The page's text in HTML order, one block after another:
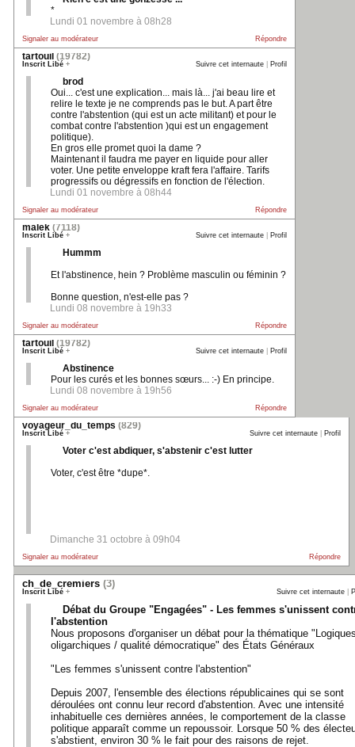
*
Lundi 01 novembre à 08h28
Signaler au modérateur Répondre
tartouil (19782)
Inscrit Libé + Suivre cet internaute Profil
brod
Oui... c'est une explication... mais là... j'ai beau lire et
relire le texte je ne comprends pas le but. A part être
contre l'abstention (qui est un acte militant) et pour le
combat contre l'abstention )qui est un engagement
politique).
En gros elle promet quoi la dame ?
Maintenant il faudra me payer en liquide pour aller
voter. Une petite enveloppe kraft fera l'affaire. Tarifs
progressifs ou dégressifs en fonction de l'élection.
Lundi 01 novembre à 08h44
Signaler au modérateur Répondre
malek (7118)
Inscrit Libé + Suivre cet internaute Profil
Hummm
Et l'abstinence, hein ? Problème masculin ou féminin ?
Bonne question, n'est-elle pas ?
Lundi 08 novembre à 19h33
Signaler au modérateur Répondre
tartouil (19782)
Inscrit Libé + Suivre cet internaute Profil
Abstinence
Pour les curés et les bonnes sœurs... :-) En principe.
Lundi 08 novembre à 19h56
Signaler au modérateur Répondre
voyageur_du_temps (829)
Inscrit Libé + Suivre cet internaute Profil
Voter c'est abdiquer, s'abstenir c'est lutter
Voter, c'est être *dupe*.
Dimanche 31 octobre à 09h04
Signaler au modérateur Répondre
ch_de_cremiers (3)
Inscrit Libé + Suivre cet internaute
Débat du Groupe "Engagées" - Les femmes s'unissent
l'abstention
Nous proposons d'organiser un débat pour la thématique
oligarchiques / qualité démocratique" des États Généraux
"Les femmes s'unissent contre l'abstention"
Depuis 2007, l'ensemble des élections républicaines qui se sont
déroulées ont connu leur record d'abstention. Avec une intensité
inhabituelle ces dernières années, le comportement de la classe
politique apparaît comme un repoussoir. Lorsque 50 % des
s'abstient, environ 30 % le fait pour des raisons de rejet.